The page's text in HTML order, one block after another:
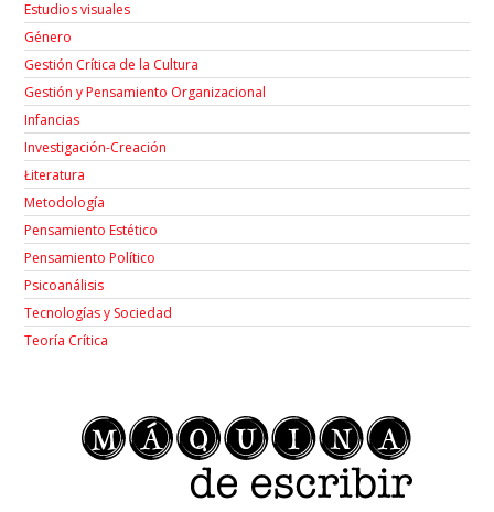
Estudios visuales
Género
Gestión Crítica de la Cultura
Gestión y Pensamiento Organizacional
Infancias
Investigación-Creación
Łiteratura
Metodología
Pensamiento Estético
Pensamiento Político
Psicoanálisis
Tecnologías y Sociedad
Teoría Crítica